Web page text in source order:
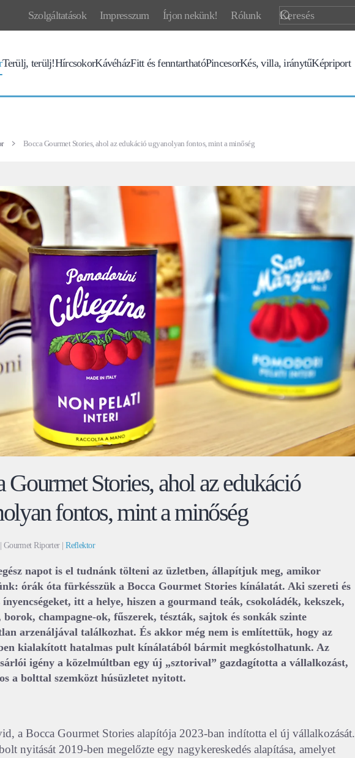
Szolgáltatások Impresszum Írjon nekünk! Rólunk
Terülj, terülj!HírcsokorKávéházFitt és fenntarthatóPincesorKés, villa, iránytűKépriport
Bocca Gourmet Stories, ahol az edukáció ugyanolyan fontos, mint a minőség
Gourmet Stories, ahol az edukáció
fontos, mint a minőség
Gourmet Riporter |Reflektor
napot is el tudnánk tölteni az üzletben, állapítjuk meg, amikor
órák óta fürkésszük a Bocca Gourmet Stories kínálatát. Aki szereti és
itt a helye, hiszen a gourmand teák, csokoládék, kekszek,
borok, champagne-ok, fűszerek, tészták, sajtok és sonkák szinte
arzenáljával találkozhat. És akkor még nem is említettük, hogy az
kialakított hatalmas pult kínálatából bármit megkóstolhatunk. Az
igény a közelmúltban egy új „sztorival” gazdagította a vállalkozást,
a bolttal szemközt húsüzletet nyitott.
a Bocca Gourmet Stories alapítója 2023-ban indította el új vállalkozását.
nyitását 2019-ben megelőzte egy nagykereskedés alapítása, amelyet